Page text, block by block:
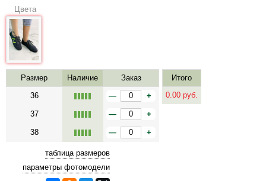
Цвета
Размер Наличие
Заказ
36
— +
37 — +
38 — +
Итого
0.00 руб.
таблица размеров
параметры фотомодели